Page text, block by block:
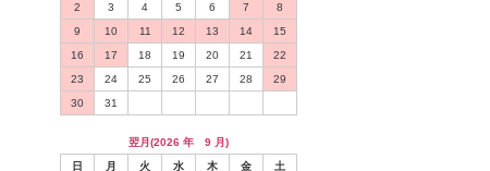
2
3 4 5 6 7
8
9
10 11 12 13 14
15
16
17 18 19 20 21
22
23
24 25 26 27 28
29
30
31
翌月(2026 年 9 月)
日
月 火 水 木 金 土